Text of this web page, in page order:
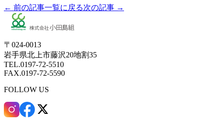
← 前の記事一覧に戻る次の記事 →
〒024-0013
岩手県北上市藤沢20地割35
TEL.0197-72-5510
FAX.0197-72-5590
FOLLOW US